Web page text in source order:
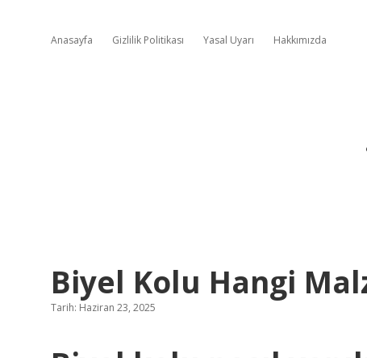
Anasayfa Gizlilik Politikası Yasal Uyarı Hakkımızda
Biyel Kolu Hangi
Tarih: Haziran 23, 2025